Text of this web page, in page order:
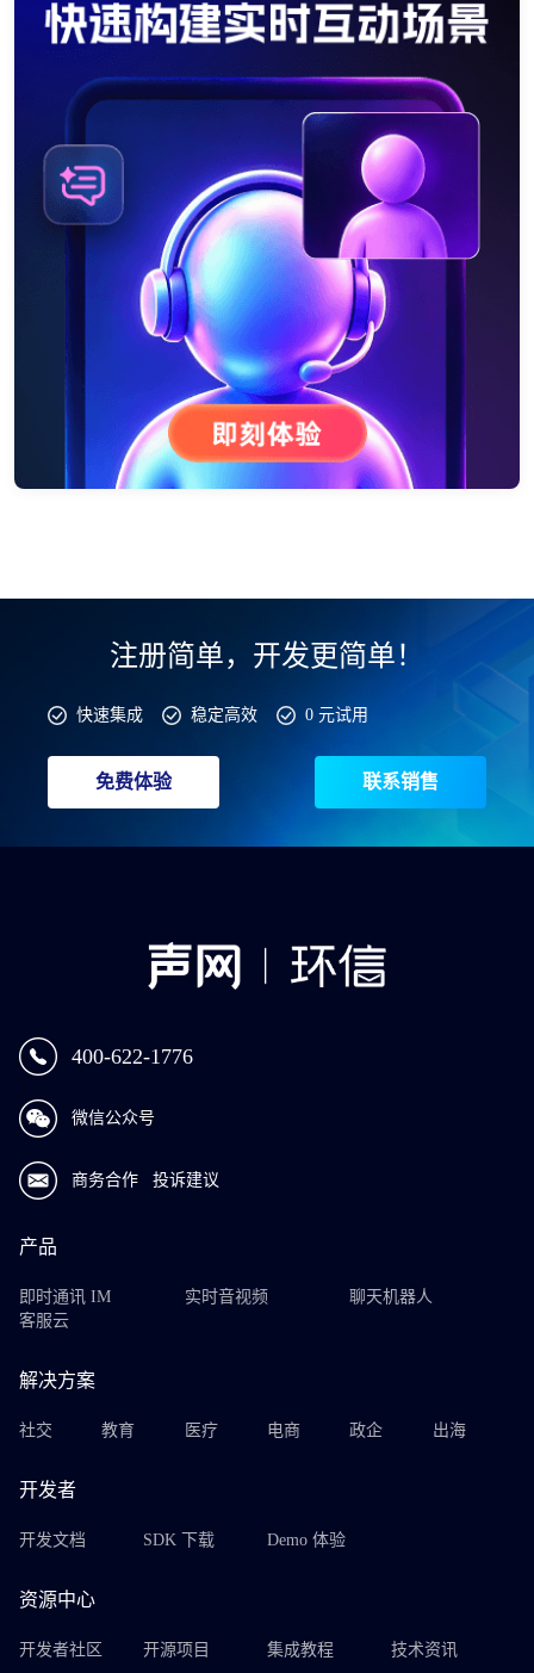
注册简单，开发更简单！
快速集成 稳定高效 0 元试用
免费体验 联系销售
400-622-1776
微信公众号
商务合作 投诉建议
产品
即时通讯 IM 实时音视频
聊天机器人
客服云
解决方案
社交 教育 医疗 电商 政企 出海
开发者
开发文档 SDK 下载 Demo 体验
资源中心
开发者社区 开源项目 集成教程 技术资讯